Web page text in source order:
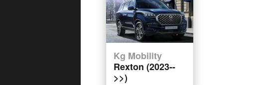
Kg Mobility
Rexton (2023--
>>)